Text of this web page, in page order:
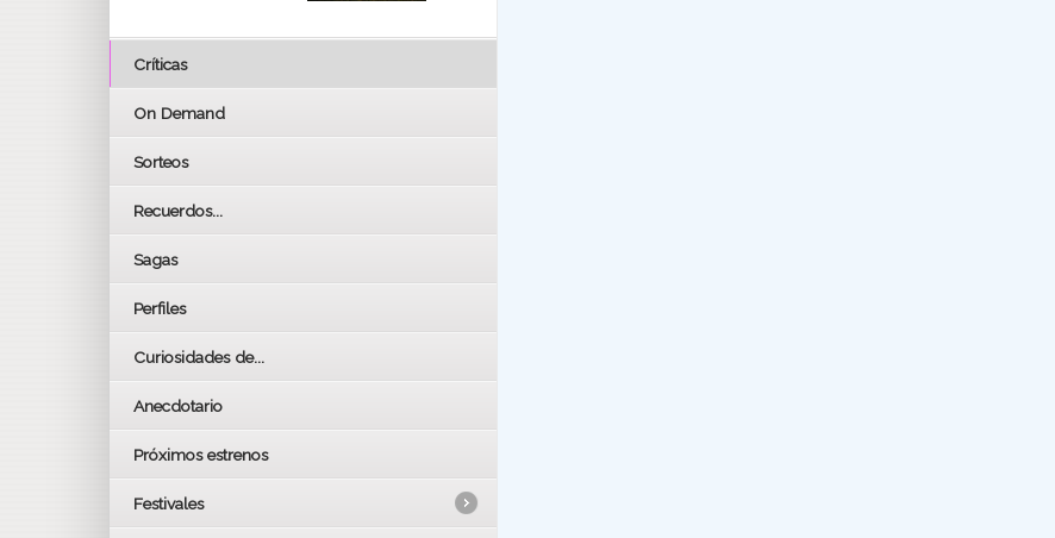
Críticas
On Demand
Sorteos
Recuerdos...
Sagas
Perfiles
Curiosidades de...
Anecdotario
Próximos estrenos
Festivales